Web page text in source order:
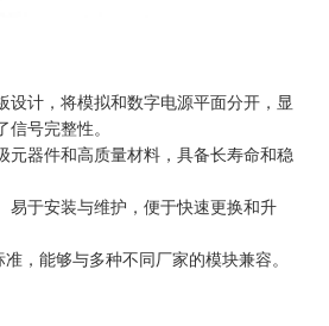
设计，将模拟和数字电源平面分开，显
号完整性。
元器件和高质量材料，具备长寿命和稳
易于安装与维护，便于快速更换和升
准，能够与多种不同厂家的模块兼容。